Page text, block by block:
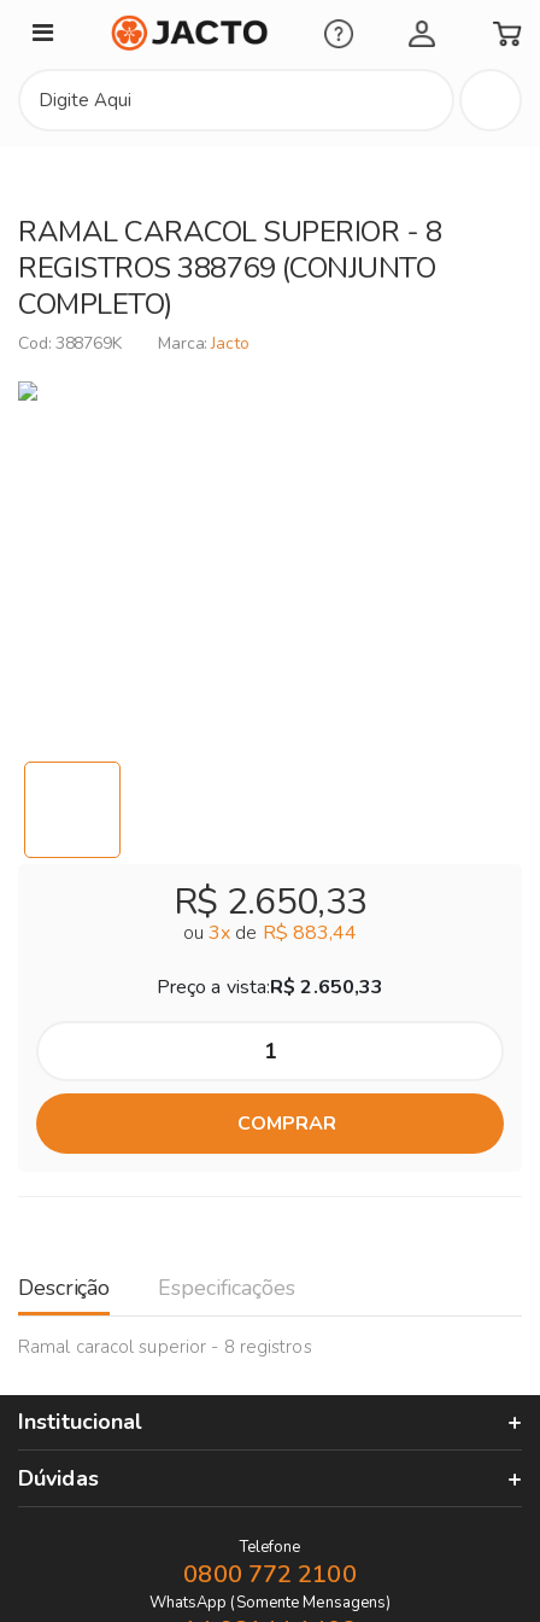
Minha Conta
RAMAL CARACOL SUPERIOR - 8
REGISTROS 388769 (CONJUNTO
COMPLETO)
388769K Jacto
R$ 2.650,33
ou 3x de R$ 883,44
Preço a vista:R$ 2.650,33
COMPRAR
Descrição Especificações
Ramal caracol superior - 8 registros
Institucional
Dúvidas
Telefone
0800 772 2100
WhatsApp (Somente Mensagens)